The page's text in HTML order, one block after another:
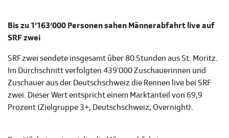
Bis zu 1‘163‘000 Personen sahen Männerabfahrt live auf
SRF zwei
SRF zwei sendete insgesamt über 80 Stunden aus St. Moritz.
Im Durchschnitt verfolgten 439‘000 Zuschauerinnen und
Zuschauer aus der Deutschschweiz die Rennen live bei SRF
zwei. Dieser Wert entspricht einem Marktanteil von 69,9
Prozent (Zielgruppe 3+, Deutschschweiz, Overnight).